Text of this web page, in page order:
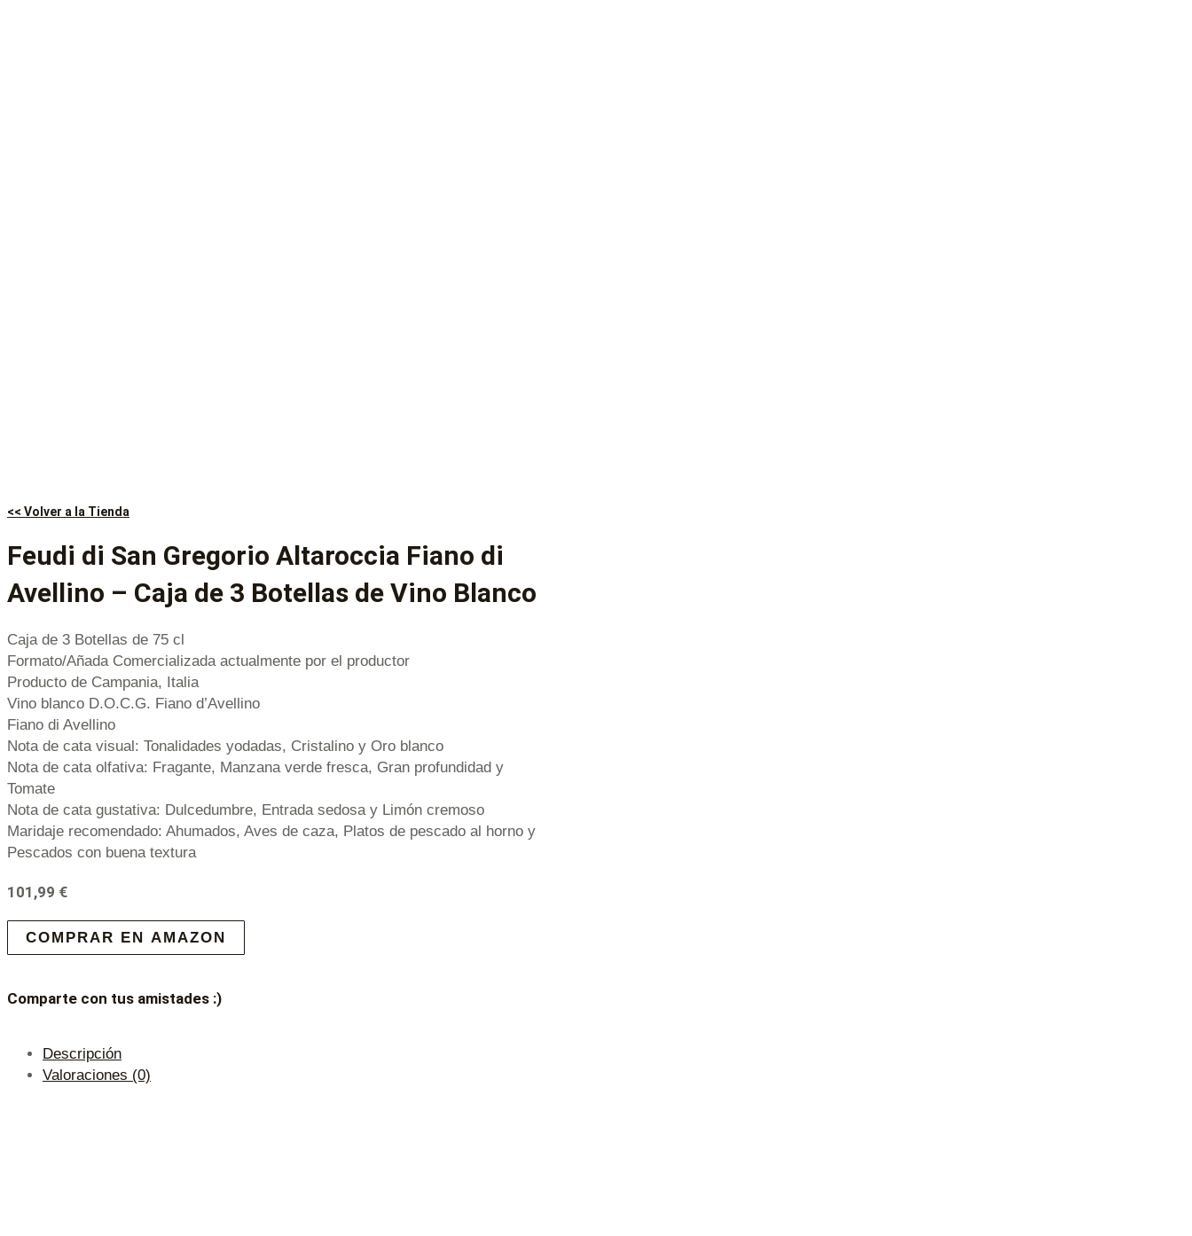
<< Volver a la Tienda
Feudi di San Gregorio Altaroccia Fiano di
Avellino – Caja de 3 Botellas de Vino Blanco
Caja de 3 Botellas de 75 cl
Formato/Añada Comercializada actualmente por el productor
Producto de Campania, Italia
Vino blanco D.O.C.G. Fiano d’Avellino
Fiano di Avellino
Nota de cata visual: Tonalidades yodadas, Cristalino y Oro blanco
Nota de cata olfativa: Fragante, Manzana verde fresca, Gran profundidad y
Tomate
Nota de cata gustativa: Dulcedumbre, Entrada sedosa y Limón cremoso
Maridaje recomendado: Ahumados, Aves de caza, Platos de pescado al horno y
Pescados con buena textura
101,99 €
COMPRAR EN AMAZON
Comparte con tus amistades :)
Descripción
Valoraciones (0)